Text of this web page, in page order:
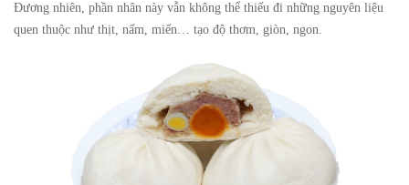
Đương nhiên, phần nhân này vẫn không thể thiếu đi những nguyên liệu
quen thuộc như thịt, nấm, miến… tạo độ thơm, giòn, ngon.